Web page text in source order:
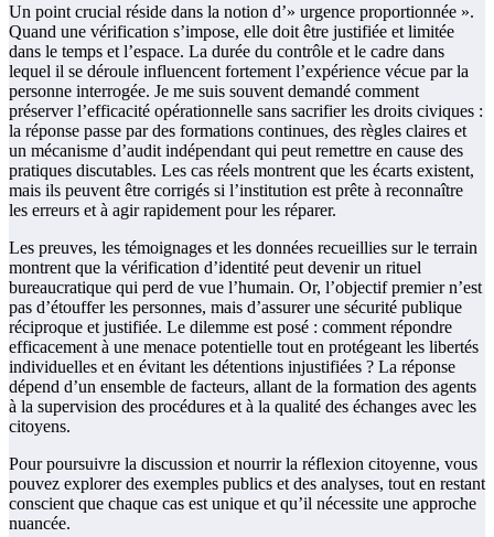
Un point crucial réside dans la notion d’» urgence proportionnée ».
Quand une vérification s’impose, elle doit être justifiée et limitée
dans le temps et l’espace. La durée du contrôle et le cadre dans
lequel il se déroule influencent fortement l’expérience vécue par la
personne interrogée. Je me suis souvent demandé comment
préserver l’efficacité opérationnelle sans sacrifier les droits civiques :
la réponse passe par des formations continues, des règles claires et
un mécanisme d’audit indépendant qui peut remettre en cause des
pratiques discutables. Les cas réels montrent que les écarts existent,
mais ils peuvent être corrigés si l’institution est prête à reconnaître
les erreurs et à agir rapidement pour les réparer.
Les preuves, les témoignages et les données recueillies sur le terrain
montrent que la vérification d’identité peut devenir un rituel
bureaucratique qui perd de vue l’humain. Or, l’objectif premier n’est
pas d’étouffer les personnes, mais d’assurer une sécurité publique
réciproque et justifiée. Le dilemme est posé : comment répondre
efficacement à une menace potentielle tout en protégeant les libertés
individuelles et en évitant les détentions injustifiées ? La réponse
dépend d’un ensemble de facteurs, allant de la formation des agents
à la supervision des procédures et à la qualité des échanges avec les
citoyens.
Pour poursuivre la discussion et nourrir la réflexion citoyenne, vous
pouvez explorer des exemples publics et des analyses, tout en restant
conscient que chaque cas est unique et qu’il nécessite une approche
nuancée.